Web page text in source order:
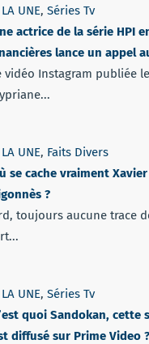
UNE, Séries Tv
actrice de la série HPI
lance un appel
vidéo Instagram publiée
UNE, Faits Divers
se cache vraiment
?
toujours aucune trace
UNE, Séries Tv
quoi Sandokan, cette
diffusé sur Prime Video ?